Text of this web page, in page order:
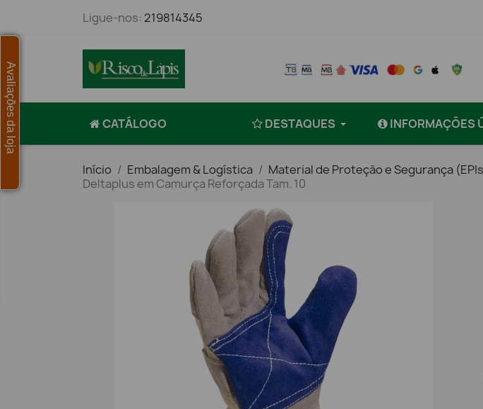
Ligue-nos: 219814345
CATÁLOGO DESTAQUES INFORMAÇÕES
Início Embalagem & Logística Material de Proteção e Segurança
Deltaplus em Camurça Reforçada Tam. 10
Avaliações da loja